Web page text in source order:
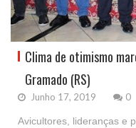
Clima de otimismo
Gramado (RS)
Junho 17, 2019 0
Avicultores, lideranças e